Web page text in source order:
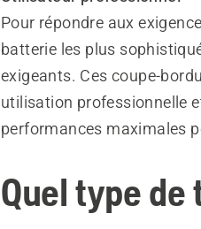
Pour répondre aux
batterie les plus
exigeants. Ces coupe-
utilisation professionnelle
performances maximales
Quel type